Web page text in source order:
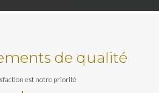
de qualité
est notre priorité